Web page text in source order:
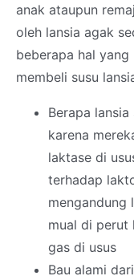
anak ataupun
oleh lansia agak
beberapa hal
membeli susu
Berapa
karena
laktase di
terhadap
mengandung
mual di perut
gas di usus
Bau alami